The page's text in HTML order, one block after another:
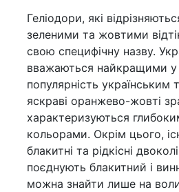
Геліодори, які
зеленими та жовтими
свою специфічну назву.
вважаються найкращими у
популярність українським
яскраві оранжево-жовті
характеризуються
кольорами. Окрім цього,
блакитні та рідкісні
поєднують блакитний і
можна знайти лише на